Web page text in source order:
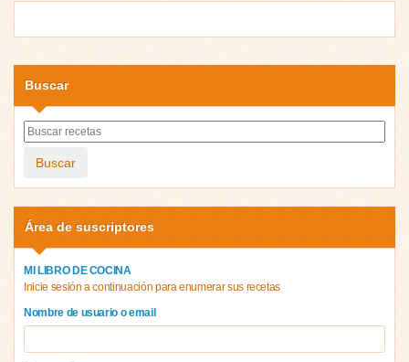
Buscar
Buscar
Área de suscriptores
MI LIBRO DE COCINA
Inicie sesión a continuación para enumerar sus recetas
Nombre de usuario o email